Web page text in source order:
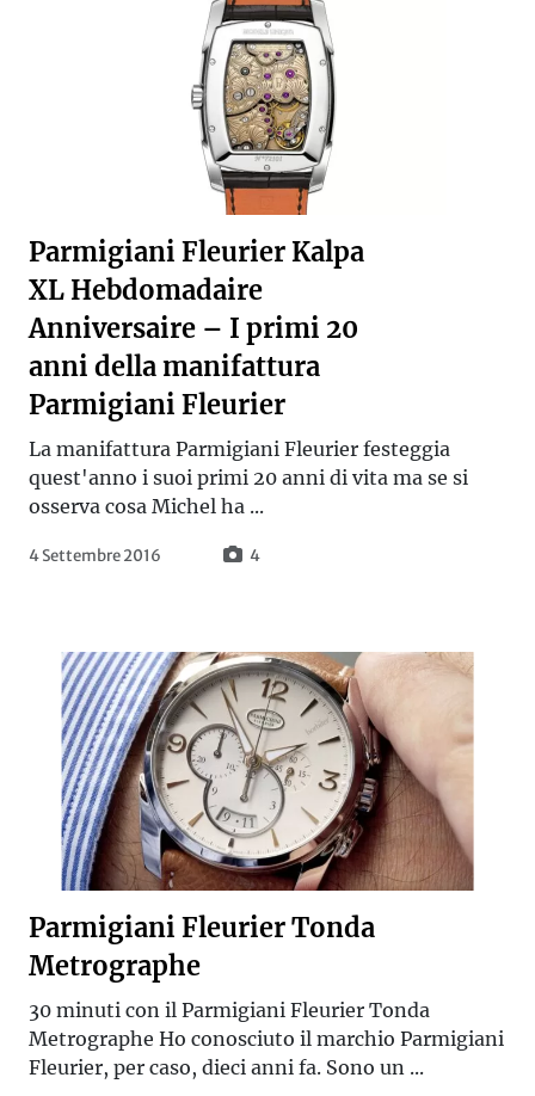
Parmigiani Fleurier Kalpa
XL Hebdomadaire
Anniversaire – I primi 20
anni della manifattura
Parmigiani Fleurier
La manifattura Parmigiani Fleurier festeggia
quest'anno i suoi primi 20 anni di vita ma se si
osserva cosa Michel ha ...
4 Settembre 2016 4
Parmigiani Fleurier Tonda
Metrographe
30 minuti con il Parmigiani Fleurier Tonda
Metrographe Ho conosciuto il marchio Parmigiani
Fleurier, per caso, dieci anni fa. Sono un ...